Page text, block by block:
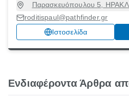
Παρασκευόπουλου 5,
Ηράκλειο,
roditispaul@pathfinder.gr
Ιστοσελίδα
Ενδιαφέροντα Άρθρα